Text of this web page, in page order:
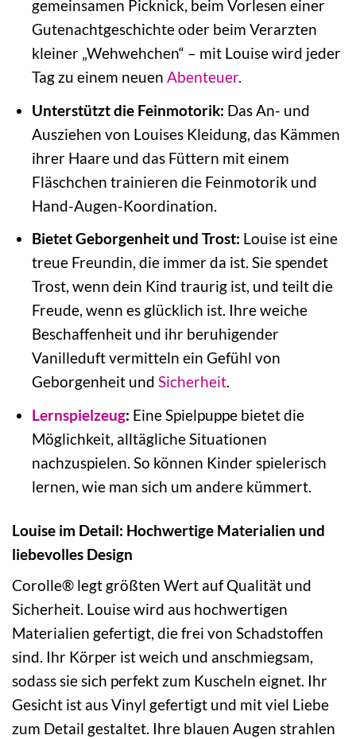
gemeinsamen Picknick, beim Vorlesen einer
Gutenachtgeschichte oder beim Verarzten
kleiner „Wehwehchen“ – mit Louise wird jeder
Tag zu einem neuen Abenteuer.
Unterstützt die Feinmotorik: Das An- und
Ausziehen von Louises Kleidung, das Kämmen
ihrer Haare und das Füttern mit einem
Fläschchen trainieren die Feinmotorik und
Hand-Augen-Koordination.
Bietet Geborgenheit und Trost: Louise ist eine
treue Freundin, die immer da ist. Sie spendet
Trost, wenn dein Kind traurig ist, und teilt die
Freude, wenn es glücklich ist. Ihre weiche
Beschaffenheit und ihr beruhigender
Vanilleduft vermitteln ein Gefühl von
Geborgenheit und Sicherheit.
Lernspielzeug: Eine Spielpuppe bietet die
Möglichkeit, alltägliche Situationen
nachzuspielen. So können Kinder spielerisch
lernen, wie man sich um andere kümmert.
Louise im Detail: Hochwertige Materialien und
liebevolles Design
Corolle® legt größten Wert auf Qualität und
Sicherheit. Louise wird aus hochwertigen
Materialien gefertigt, die frei von Schadstoffen
sind. Ihr Körper ist weich und anschmiegsam,
sodass sie sich perfekt zum Kuscheln eignet. Ihr
Gesicht ist aus Vinyl gefertigt und mit viel Liebe
zum Detail gestaltet. Ihre blauen Augen strahlen